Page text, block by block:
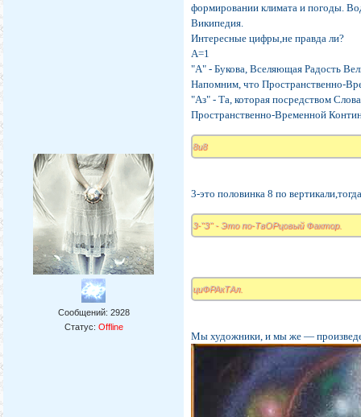
Сообщений: 2928
Статус: Offline
формировании климата и погоды.
Википедия.
Интересные цифры,не правда ли?
А=1
"А" - Букова, Вселяющая Радость
Напомним, что Пространственно-
"Аз" - Та, которая посредством
Пространственно-Временной
8и8
3-это половинка 8 по
3-"З" - Это по-ТвОРцовый Фактор.
циФРАкТАл.
Мы художники, и мы же —